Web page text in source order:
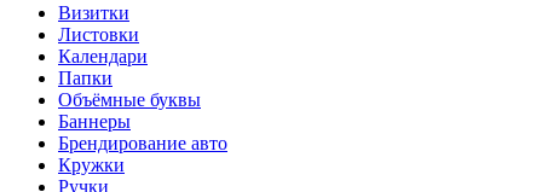
Визитки
Листовки
Календари
Папки
Объёмные буквы
Баннеры
Брендирование авто
Кружки
Ручки